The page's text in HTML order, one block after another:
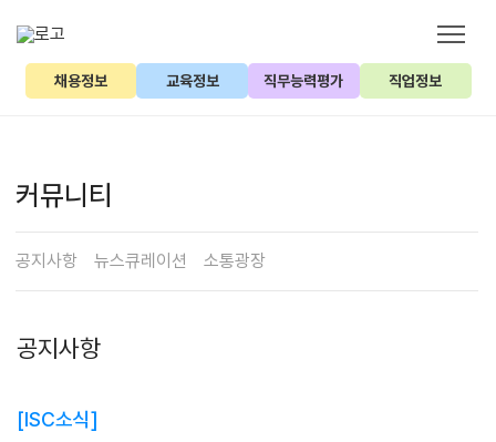
채용정보 교육정보 직무능력평가 직업정보
커뮤니티
공지사항 뉴스큐레이션 소통광장
공지사항
[ISC소식]